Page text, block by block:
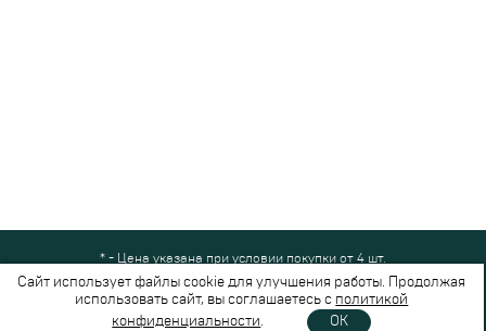
* - Цена указана при условии покупки от 4 шт.
Все права защищены © 2024-2026,Шинный Маркет(ООО "Безопасные
шины")
Вся представленная на сайте информация носит справочный характер и не
Сайт использует файлы cookie для улучшения работы. Продолжая
использовать сайт, вы соглашаетесь с политикой
конфиденциальности. OK